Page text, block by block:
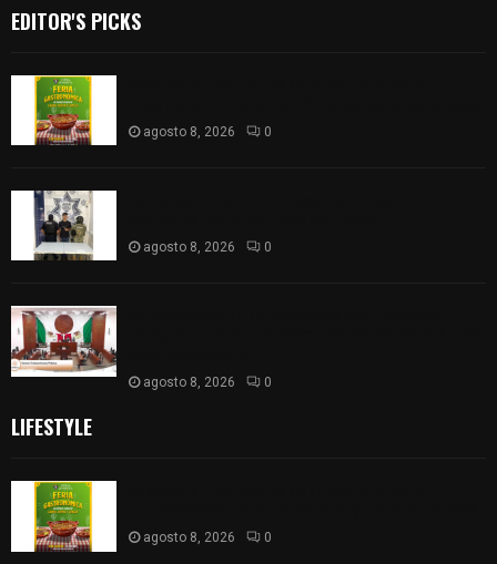
EDITOR'S PICKS
agosto 8, 2026 0
agosto 8, 2026 0
agosto 8, 2026 0
LIFESTYLE
agosto 8, 2026 0